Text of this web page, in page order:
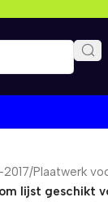
/Plaatwerk
lijst geschikt